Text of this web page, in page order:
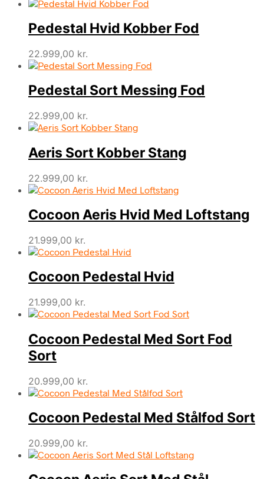
Pedestal Hvid Kobber Fod
22.999,00 kr.
Pedestal Sort Messing Fod
22.999,00 kr.
Aeris Sort Kobber Stang
22.999,00 kr.
Cocoon Aeris Hvid Med Loftstang
21.999,00 kr.
Cocoon Pedestal Hvid
21.999,00 kr.
Cocoon Pedestal Med Sort Fod
Sort
20.999,00 kr.
Cocoon Pedestal Med Stålfod Sort
20.999,00 kr.